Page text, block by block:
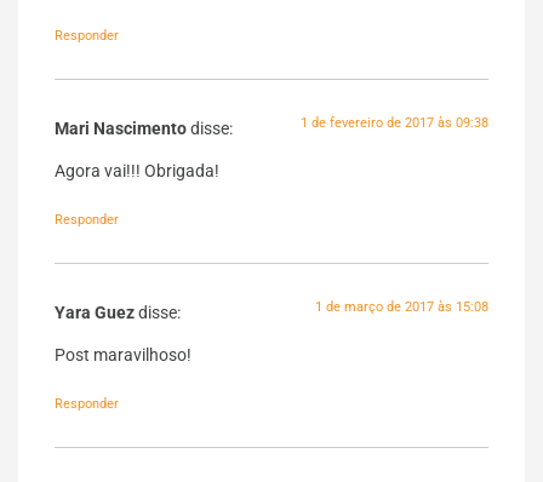
Responder
Mari Nascimentodisse: 1 de fevereiro de 2017 às 09:38
Agora vai!!! Obrigada!
Responder
Yara Guezdisse: 1 de março de 2017 às 15:08
Post maravilhoso!
Responder